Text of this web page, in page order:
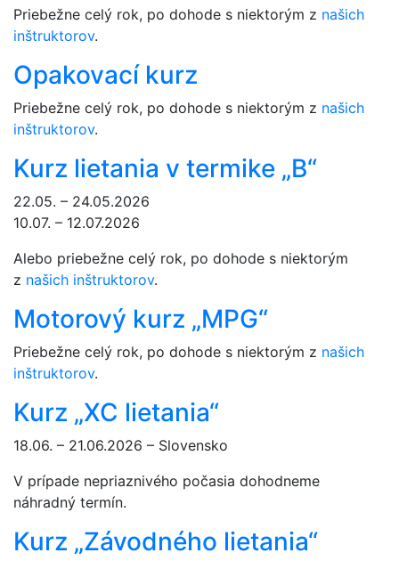
Priebežne celý rok, po dohode s niektorým z našich
inštruktorov.
Opakovací kurz
Priebežne celý rok, po dohode s niektorým z našich
inštruktorov.
Kurz lietania v termike „B“
22.05. – 24.05.2026
10.07. – 12.07.2026
Alebo priebežne celý rok, po dohode s niektorým
z našich inštruktorov.
Motorový kurz „MPG“
Priebežne celý rok, po dohode s niektorým z našich
inštruktorov.
Kurz „XC lietania“
18.06. – 21.06.2026 – Slovensko
V prípade nepriaznivého počasia dohodneme
náhradný termín.
Kurz „Závodného lietania“